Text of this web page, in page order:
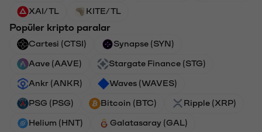
XAI/TL KITE/TL
Popüler kripto paralar
Cartesi (CTSI) Synapse (SYN)
Aave (AAVE) Stargate Finance (STG)
Ankr (ANKR) Waves (WAVES)
PSG (PSG) Bitcoin (BTC) Ripple (XRP)
Helium (HNT) Galatasaray (GAL)